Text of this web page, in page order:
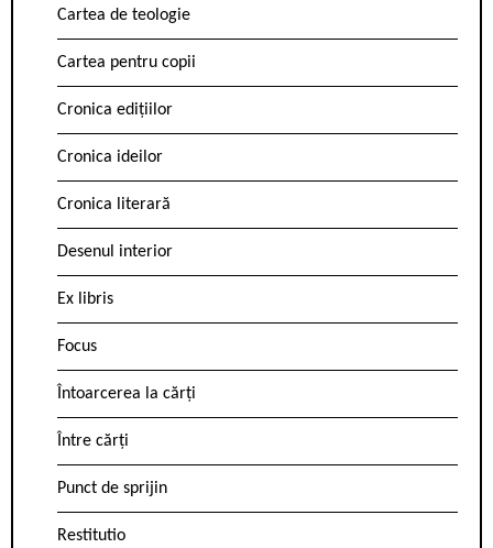
Cartea de teologie
Cartea pentru copii
Cronica edițiilor
Cronica ideilor
Cronica literară
Desenul interior
Ex libris
Focus
Întoarcerea la cărți
Între cărți
Punct de sprijin
Restitutio